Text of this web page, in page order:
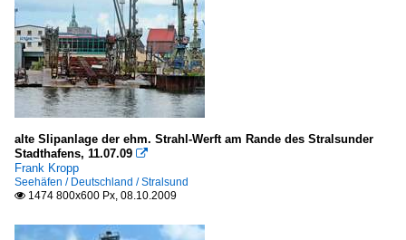
alte Slipanlage der ehm. Strahl-Werft am Rande des Stralsunder
Stadthafens, 11.07.09 
Frank Kropp
Seehäfen / Deutschland / Stralsund
 1474 800x600 Px, 08.10.2009